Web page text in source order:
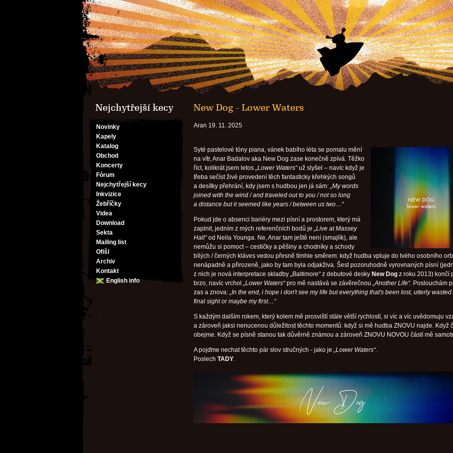
Nejchytřejší kecy
Novinky
Kapely
Katalog
Obchod
Koncerty
Fórum
Nejchytřejší kecy
Inkvizice
Žebříčky
Videa
Download
Sekta
Mailing list
Ofišl
Archiv
Kontakt
English info
New Dog - Lower Waters
Aran 19. 11. 2025
Syté pastelové tóny piana, vánek babího léta se pomalu mění
na vítr, Anar Badalov aka New Dog zase konečně zpívá. Těžko
říct, kolikrát jsem letos „Lower Waters“už slyšel – navíc když je
třeba sečíst živé provedení těch fantasticky křehkých songů
a desítky přehrání, kdy jsem s hudbou jen já sám: „My words
joined with the wind / and traveled out to you / not so long
a distance but it seemed like years / between us two…“
Pokud jde o absenci bariéry mezi písní a prostorem, který má
zaplnit, jedním z mých referenčních bodů je „Live at Massey
Hall“od Neila Younga. Ne, Anar tam ještě není (smajlík), ale
nemůžu si pomoct – cestičky a pěšiny a chodníky a schody
bílých / černých kláves vedou přesně tímhle směrem: když hudba vpluje do tvého osobního
nenápadně a přirozeně, jako by tam byla odjakživa. Šest pozoruhodně vyrovnaných písní
z nich je nová interpretace skladby „Baltimore“z debutové desky New Dog z roku 2013) končí
brzo, navíc vrchol „Lower Waters“pro mě nastává se závěrečnou „Another Life“. Poslouchám
zas a znova: „In the end, i hope i don't see my life but everything that's been lost, utterly wasted
final sight or maybe my first…“
S každým dalším rokem, který kolem mě prosviští stále větší rychlostí, si víc a víc uvědomuju
a zároveň jaksi nenucenou důležitost těchto momentů: když si mě hudba ZNOVU najde. Když
obejme. Když se písně stanou tak důvěrně známou a zároveň ZNOVU NOVOU částí mě
A pojďme nechat těchto pár slov stručných - jako je „Lower Waters“.
Poslech TADY.